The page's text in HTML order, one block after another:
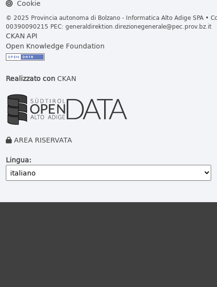
Cookie
© 2025 Provincia autonoma di Bolzano - Informatica Alto Adige SPA •
00390090215 PEC: generaldirektion.direzionegenerale@pec.prov.bz.it
CKAN API
Open Knowledge Foundation
Realizzato conCKAN
AREA RISERVATA
Lingua